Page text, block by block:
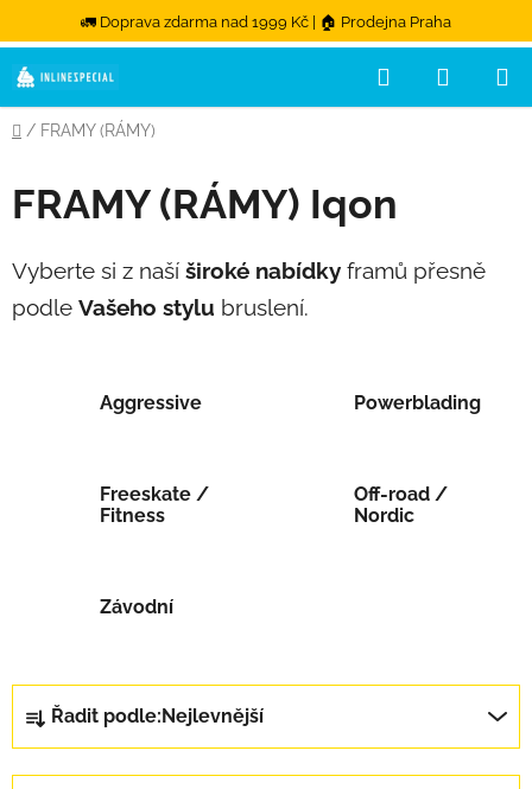
🚛 Doprava zdarma nad 1999 Kč | 🏠 Prodejna Praha
Přejít na obsah
Hledat
Domů
/ FRAMY (RÁMY)
FRAMY (RÁMY) Iqon
Vyberte si z naší široké nabídky framů přesně
podle Vašeho stylu bruslení.
Aggressive Powerblading
Freeskate /
Fitness
Off-road /
Nordic
Závodní
Řazení produktů
Řadit podle: Nejlevnější